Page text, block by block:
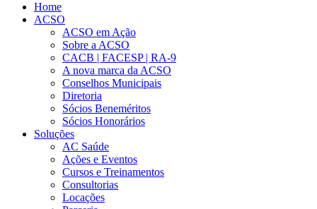
Home
ACSO
ACSO em Ação
Sobre a ACSO
CACB | FACESP | RA-9
A nova marca da ACSO
Conselhos Municipais
Diretoria
Sócios Beneméritos
Sócios Honorários
Soluções
AC Saúde
Ações e Eventos
Cursos e Treinamentos
Consultorias
Locações